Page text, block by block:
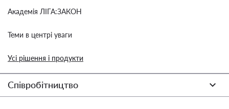
Академія ЛІГА:ЗАКОН
Теми в центрі уваги
Усі рішення і продукти
Співробітництво